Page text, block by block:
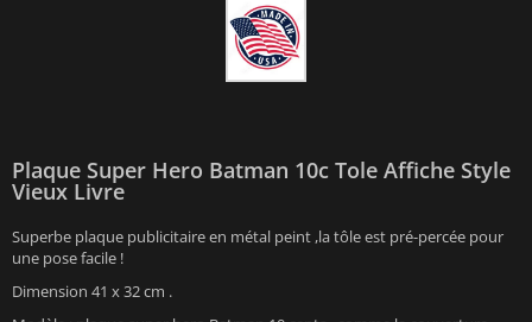
Plaque Super Hero Batman 10c Tole Affiche Style
Vieux Livre
Superbe plaque publicitaire en métal peint ,la tôle est pré-percée pour
une pose facile !
Dimension 41 x 32 cm .